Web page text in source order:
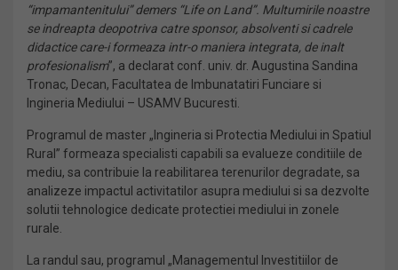
“impamantenitului” demers “Life on Land”. Multumirile noastre
se indreapta deopotriva catre sponsor, absolventi si cadrele
didactice care-i formeaza intr-o maniera integrata, de inalt
profesionalism”, a declarat conf. univ. dr. Augustina Sandina
Tronac, Decan, Facultatea de Imbunatatiri Funciare si
Ingineria Mediului – USAMV Bucuresti.
Programul de master „Ingineria si Protectia Mediului in Spatiul
Rural” formeaza specialisti capabili sa evalueze conditiile de
mediu, sa contribuie la reabilitarea terenurilor degradate, sa
analizeze impactul activitatilor asupra mediului si sa dezvolte
solutii tehnologice dedicate protectiei mediului in zonele
rurale.
La randul sau, programul „Managementul Investitiilor de